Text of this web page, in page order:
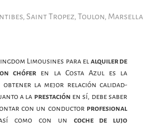
Saint Tropez, Toulon, Marsella
Limousines para elalquiler de
chófer en la Costa Azul es la
obtener la mejor relación calidad-
a la prestación en sí, debe saber
con un conductor profesional
como con un coche de lujo